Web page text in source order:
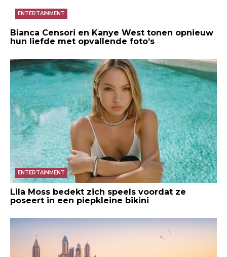
ENTERTAINMENT
Bianca Censori en Kanye West tonen opnieuw
hun liefde met opvallende foto’s
ENTERTAINMENT
Lila Moss bedekt zich speels voordat ze
poseert in een piepkleine bikini